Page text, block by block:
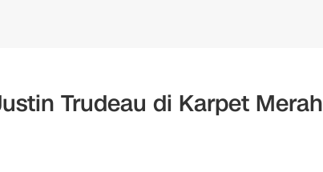
Trudeau di Karpet Merah